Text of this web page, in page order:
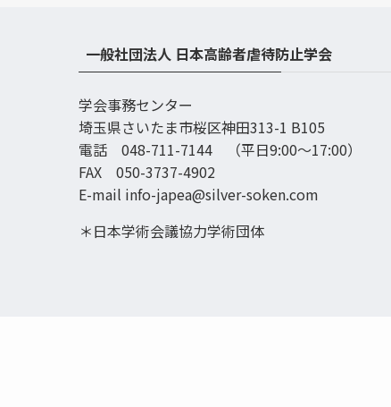
一般社団法人 日本高齢者虐待防止学会
学会事務センター
埼玉県さいたま市桜区神田313-1 B105
電話 048-711-7144 （平日9:00〜17:00）
FAX 050-3737-4902
E-mail info-japea@silver-soken.com
＊日本学術会議協力学術団体